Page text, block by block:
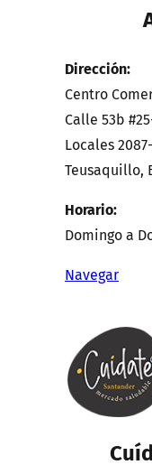
Dirección:
Centro
Calle 53b
Locales
Teusaquillo,
Horario:
Domingo a
Navegar